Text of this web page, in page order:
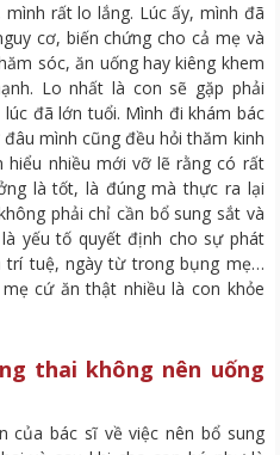
rất lo lắng. Lúc ấy, mình đã
cơ, biến chứng cho cả mẹ và
sóc, ăn uống hay kiêng khem
Lo nhất là con sẽ gặp phải
đã lớn tuổi. Mình đi khám bác
mình cũng đều hỏi thăm kinh
hiểu nhiều mới vỡ lẽ rằng có rất
là tốt, là đúng mà thực ra lại
phải chỉ cần bổ sung sắt và
yếu tố quyết định cho sự phát
trí tuệ, ngày từ trong bụng mẹ…
cứ ăn thật nhiều là con khỏe
thai không nên uống
của bác sĩ về việc nên bổ sung